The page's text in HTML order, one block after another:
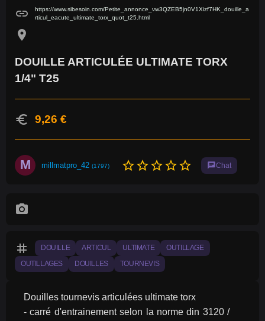
link
https://www.sibesoin.com/Petite_annonce_vw3QZEB5jn0V1Xizf7HK_douille_a
rticul_eacute_ultimate_torx_quot_t25.html
location_on
DOUILLE ARTICULÉE ULTIMATE TORX
1/4" T25
euro 9,26 €
M millmatpro_42 (1797) star_borderstar_borderstar_borderstar_borderstar_border chatChat
photo_camera
tag DOUILLE ARTICUL ULTIMATE OUTILLAGE
OUTILLAGES DOUILLES TOURNEVIS
Douilles tournevis articulées ultimate torx
- carré d'entrainement selon la norme din 3120 /